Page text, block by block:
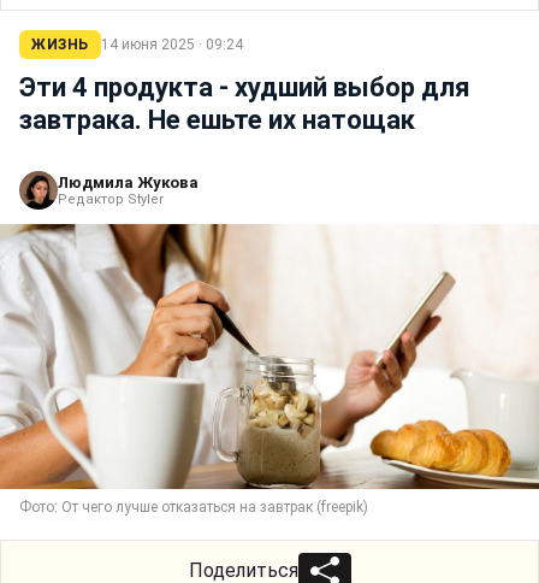
ЖИЗНЬ 14 июня 2025 · 09:24
Эти 4 продукта - худший выбор для
завтрака. Не ешьте их натощак
Людмила Жукова
Редактор Styler
Фото: От чего лучше отказаться на завтрак (freepik)
Поделиться